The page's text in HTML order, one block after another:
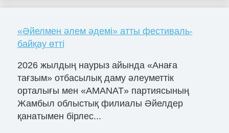
«Әйелмен әлем әдемі» атты фестиваль-
байқау өтті
2026 жылдың наурыз айында «Анаға
тағзым» отбасылық даму әлеуметтік
орталығы мен «AMANAT» партиясының
Жамбыл облыстық филиалы Әйелдер
қанатымен бірлес...